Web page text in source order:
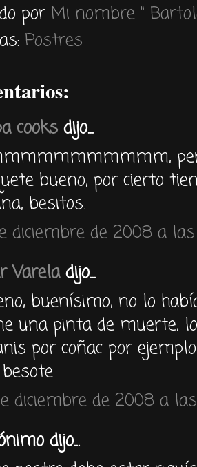
por Mi nombre "
Postres
cooks dijo...
bueno, por cierto
besitos.
diciembre de 2008 a las
Vareladijo...
buenísimo, no lo
una pinta de muerte,
por coñac por ejemplo
diciembre de 2008 a
dijo...